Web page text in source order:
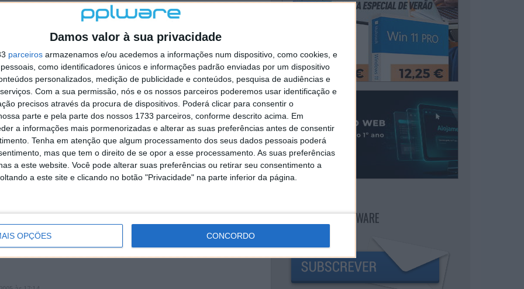
Damos valor à sua privacidade
parceiros armazenamos e/ou acedemos a informações num dispositivo, como cookies, e
como identificadores únicos e informações padrão enviadas por um dispositivo
personalizados, medição de publicidade e conteúdos, pesquisa de audiências e
Com a sua permissão, nós e os nossos parceiros poderemos usar identificação e
precisos através da procura de dispositivos. Poderá clicar para consentir o
parte e pela parte dos nossos 1733 parceiros, conforme descrito acima. Em
a informações mais pormenorizadas e alterar as suas preferências antes de consentir
Tenha em atenção que algum processamento dos seus dados pessoais poderá
mas que tem o direito de se opor a esse processamento. As suas preferências
a este website. Você pode alterar suas preferências ou retirar seu consentimento a
a este site e clicando no botão "Privacidade" na parte inferior da página.
OPÇÕES CONCORDO
separador Menu ‘Iniciar’ clica no botão ‘Personalizar’ aí
escolheres o Browser com que queres navegar e o gestor de
ao teu Firefox e nas ferramentas ou tools escolhes ‘Opções’ ou
e logo perto do fim encontras um local para colocares um visto
é o browser predefinido.
mail algum.
17:00
NEWSLETTER PPLWARE